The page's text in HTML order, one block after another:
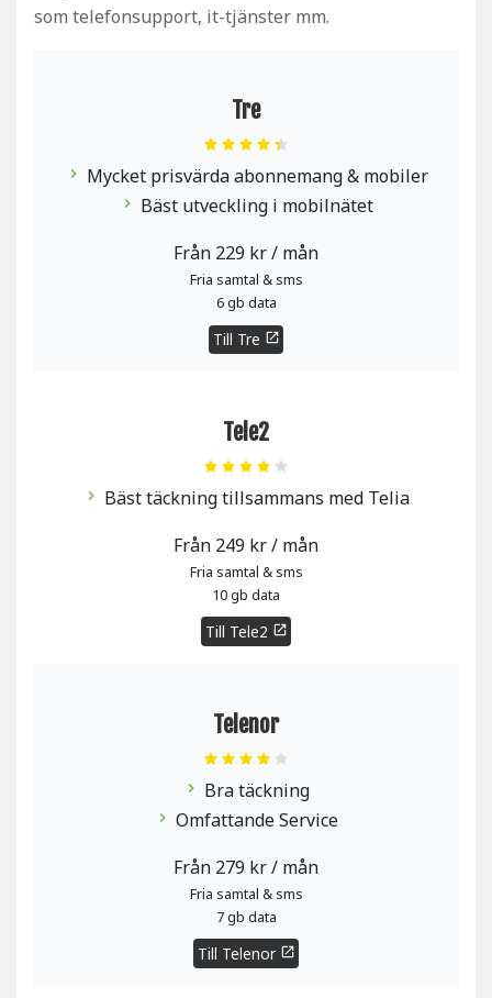
som telefonsupport, it-tjänster mm.
Tre
chevron_right Mycket prisvärda abonnemang & mobiler
chevron_right
Bäst utveckling i mobilnätet
Från 229 kr / mån
Fria samtal & sms
6 gb data
Till Tre open_in_new
Tele2
chevron_right
Bäst täckning tillsammans med Telia
Från 249 kr / mån
Fria samtal & sms
10 gb data
Till Tele2 open_in_new
Telenor
chevron_right Bra täckning
chevron_right Omfattande Service
Från 279 kr / mån
Fria samtal & sms
7 gb data
Till Telenor open_in_new